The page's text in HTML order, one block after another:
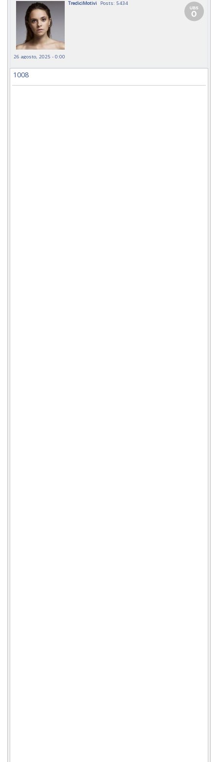
TrediciMotivi Posts: 5434
26 agosto, 2025 - 0:00
1008